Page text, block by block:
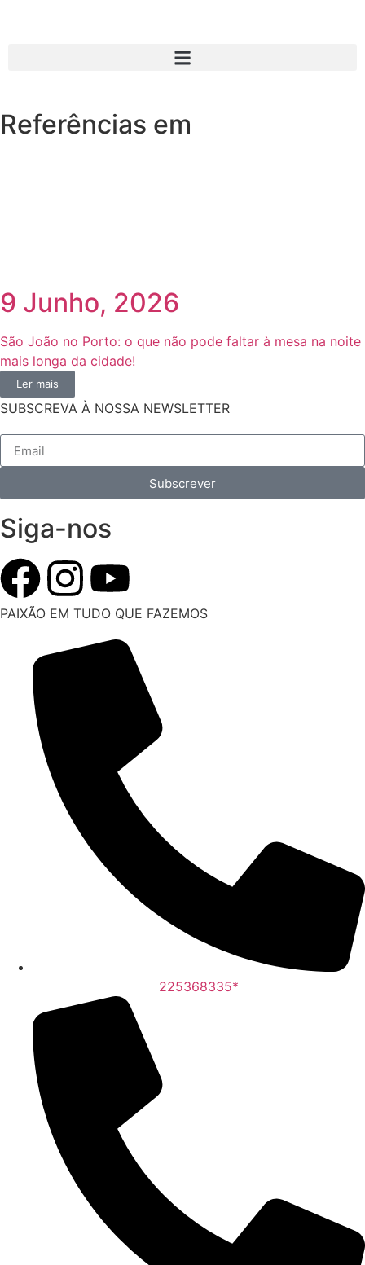
Referências em
9 Junho, 2026
São João no Porto: o que não pode faltar à mesa na noite
mais longa da cidade!
Ler mais
SUBSCREVA À NOSSA NEWSLETTER
Subscrever
Siga-nos
PAIXÃO EM TUDO QUE FAZEMOS
225368335*